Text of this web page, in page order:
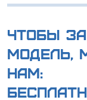
Чтобы
модель,
нам: